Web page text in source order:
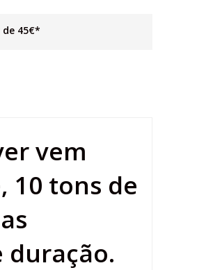
45€*
vem
10 tons de
duração.